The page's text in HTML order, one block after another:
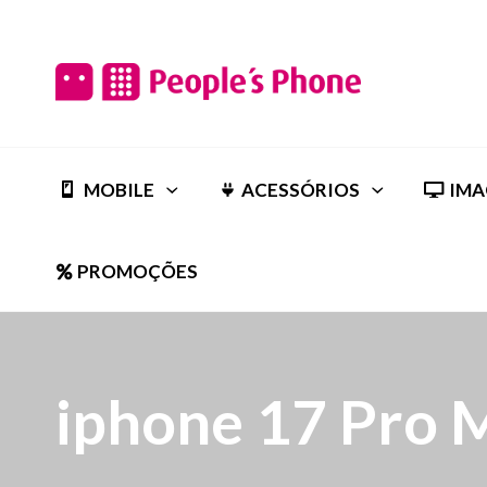
MOBILE ACESSÓRIOS
PROMOÇÕES
iphone 17 Pro